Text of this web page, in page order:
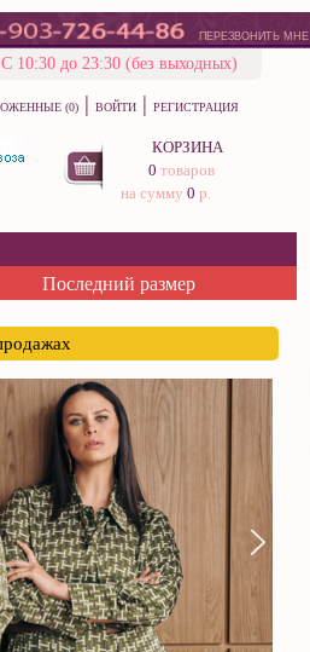
ПЕРЕЗВОНИТЬ МНЕ
С 10:30 до 23:30 (без выходных)
(0) | ВОЙТИ | РЕГИСТРАЦИЯ
КОРЗИНА
0 товаров
на сумму 0 р.
Последний размер